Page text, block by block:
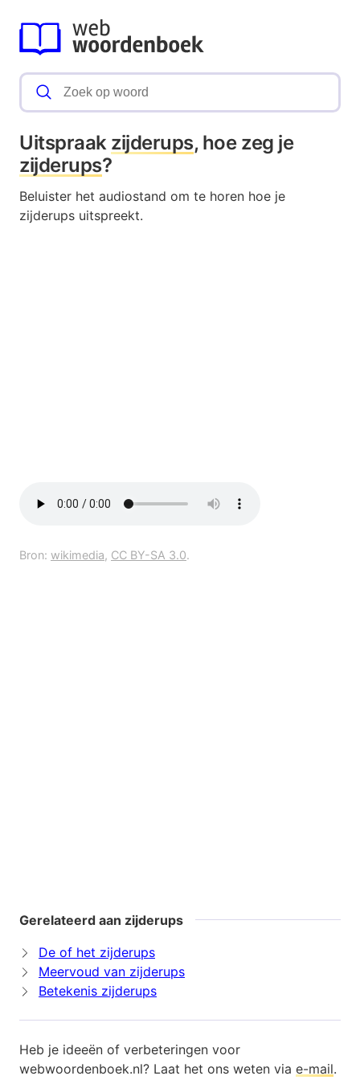
Uitspraak zijderups, hoe zeg je
zijderups?
Beluister het audiostand om te horen hoe je
zijderups uitspreekt.
Bron: wikimedia, CC BY-SA 3.0.
Gerelateerd aan zijderups
De of het zijderups
Meervoud van zijderups
Betekenis zijderups
Heb je ideeën of verbeteringen voor
webwoordenboek.nl? Laat het ons weten via e-mail.